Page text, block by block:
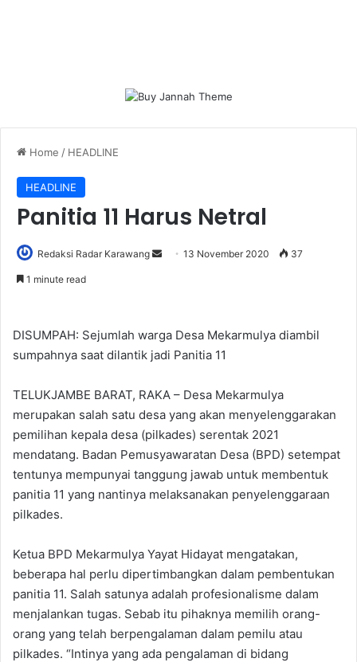
Home / HEADLINE
HEADLINE
Panitia 11 Harus Netral
Redaksi Radar Karawang
Send13 November 2020 37
1 minute read
DISUMPAH: Sejumlah warga Desa Mekarmulya diambil
sumpahnya saat dilantik jadi Panitia 11
TELUKJAMBE BARAT, RAKA – Desa Mekarmulya
merupakan salah satu desa yang akan menyelenggarakan
pemilihan kepala desa (pilkades) serentak 2021
mendatang. Badan Pemusyawaratan Desa (BPD) setempat
tentunya mempunyai tanggung jawab untuk membentuk
panitia 11 yang nantinya melaksanakan penyelenggaraan
pilkades.
Ketua BPD Mekarmulya Yayat Hidayat mengatakan,
beberapa hal perlu dipertimbangkan dalam pembentukan
panitia 11. Salah satunya adalah profesionalisme dalam
menjalankan tugas. Sebab itu pihaknya memilih orang-
orang yang telah berpengalaman dalam pemilu atau
pilkades. “Intinya yang ada pengalaman di bidang